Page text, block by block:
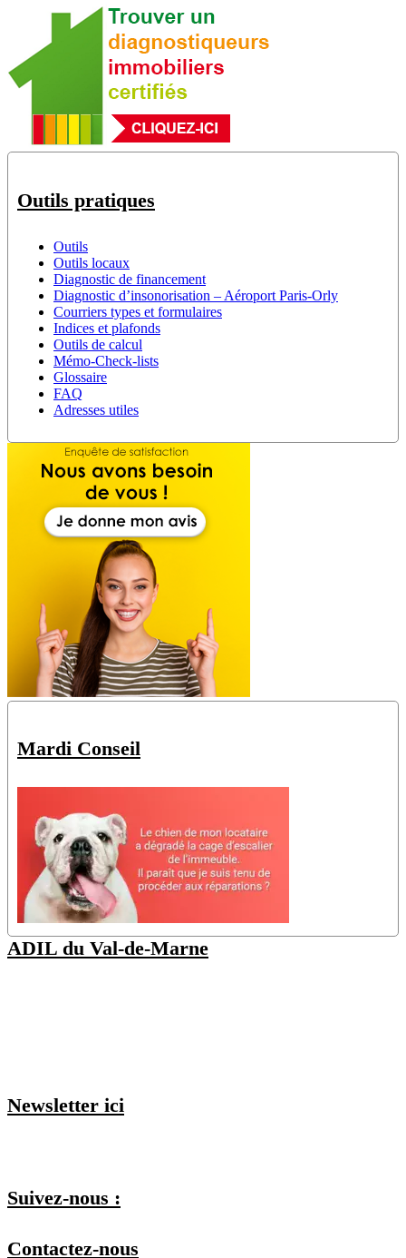
Outils pratiques
Outils
Outils locaux
Diagnostic de financement
Diagnostic d’insonorisation – Aéroport Paris-Orly
Courriers types et formulaires
Indices et plafonds
Outils de calcul
Mémo-Check-lists
Glossaire
FAQ
Adresses utiles
Mardi Conseil
ADIL du Val-de-Marne
Newsletter ici
Suivez-nous :
Contactez-nous